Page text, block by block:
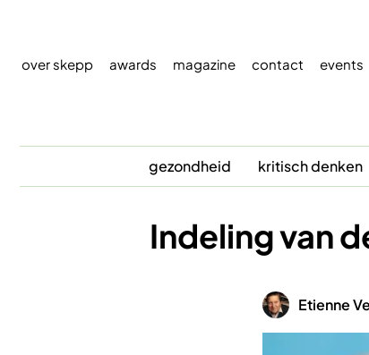
over skepp awards magazine contact events
gezondheid kritisch denken
Indeling van
Afbeelding
Etienne